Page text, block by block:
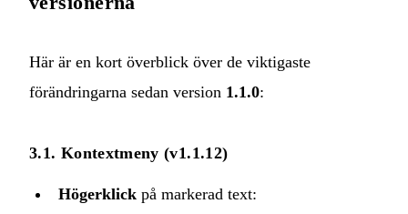
Här är en kort överblick över de viktigaste
förändringarna sedan version 1.1.0:
3.1. Kontextmeny (v1.1.12)
Högerklick på markerad text: